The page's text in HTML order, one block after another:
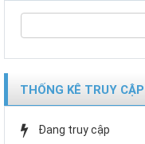
THỐNG KÊ TRUY CẬP
Đang truy cập